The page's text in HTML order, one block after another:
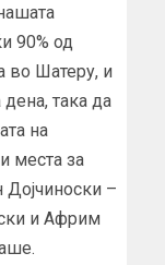
90% од
во Шатеру, и
така да
на
места за
–
и Африм